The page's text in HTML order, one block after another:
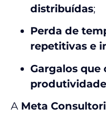
distribuídas;
Perda de
repetitivas e
Gargalos
A Meta